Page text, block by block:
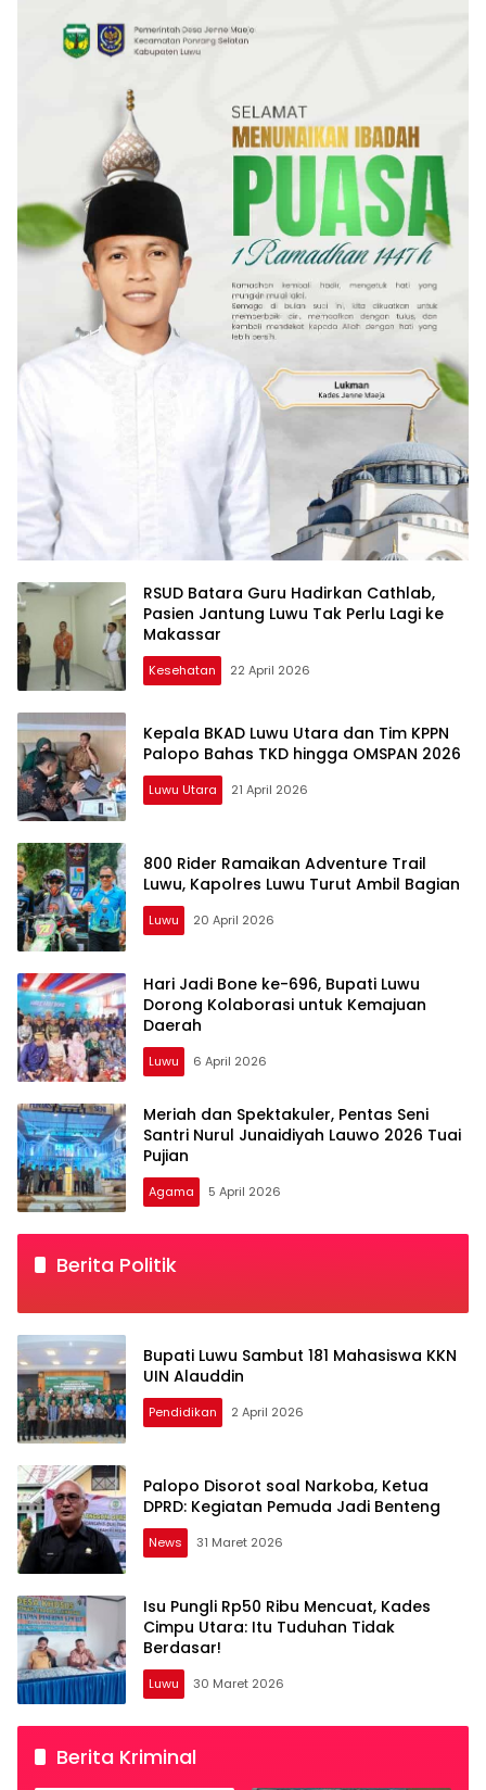
RSUD Batara Guru Hadirkan Cathlab,
Pasien Jantung Luwu Tak Perlu Lagi ke
Makassar
Kesehatan 22 April 2026
Kepala BKAD Luwu Utara dan Tim KPPN
Palopo Bahas TKD hingga OMSPAN 2026
Luwu Utara 21 April 2026
wijatoluwu.com
800 Rider Ramaikan Adventure Trail
Luwu, Kapolres Luwu Turut Ambil Bagian
Luwu 20 April 2026
Hari Jadi Bone ke-696, Bupati Luwu
Dorong Kolaborasi untuk Kemajuan
Daerah
Luwu 6 April 2026
Meriah dan Spektakuler, Pentas Seni
Santri Nurul Junaidiyah Lauwo 2026 Tuai
Pujian
Agama 5 April 2026
Berita Politik
Bupati Luwu Sambut 181 Mahasiswa KKN
UIN Alauddin
Pendidikan 2 April 2026
Palopo Disorot soal Narkoba, Ketua
DPRD: Kegiatan Pemuda Jadi Benteng
News 31 Maret 2026
Isu Pungli Rp50 Ribu Mencuat, Kades
Cimpu Utara: Itu Tuduhan Tidak
Berdasar!
Luwu 30 Maret 2026
Berita Kriminal